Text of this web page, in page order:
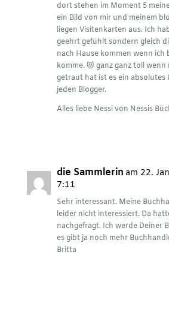
dort stehen im Moment 5
ein Bild von mir und meinem
liegen Visitenkarten aus. Ich
geehrt gefühlt sondern gleich
nach Hause kommen wenn ich
komme. 😻 ganz ganz toll wenn
getraut hat ist es ein absolutes
jeden Blogger.
Alles liebe Nessi von Nessis
die Sammlerin am 22.
7:11
Sehr interessant. Meine
leider nicht interessiert. Da
nachgefragt. Ich werde Deiner
es gibt ja noch mehr
Britta